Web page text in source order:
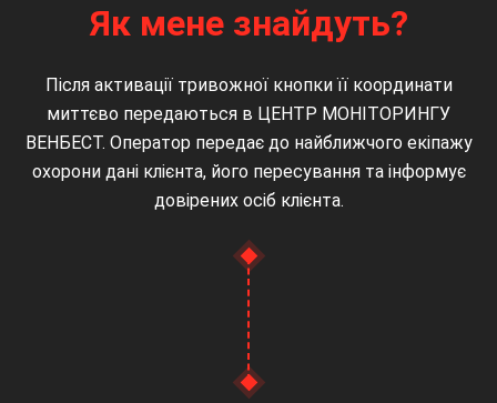
Як мене знайдуть?
Після активації тривожної кнопки її координати
миттєво передаються в ЦЕНТР МОНІТОРИНГУ
ВЕНБЕСТ. Оператор передає до найближчого екіпажу
охорони дані клієнта, його пересування та інформує
довірених осіб клієнта.